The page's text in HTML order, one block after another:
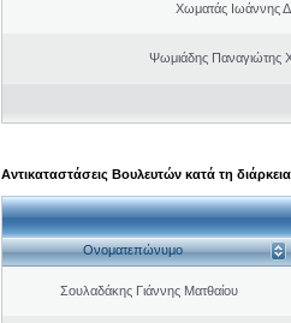
Χωματάς Ιωάννης
Ψωμιάδης Παναγιώτης
Αντικαταστάσεις Βουλευτών κατά τη
Ονοματεπώνυμο
Σουλαδάκης Γιάννης Ματθαίου